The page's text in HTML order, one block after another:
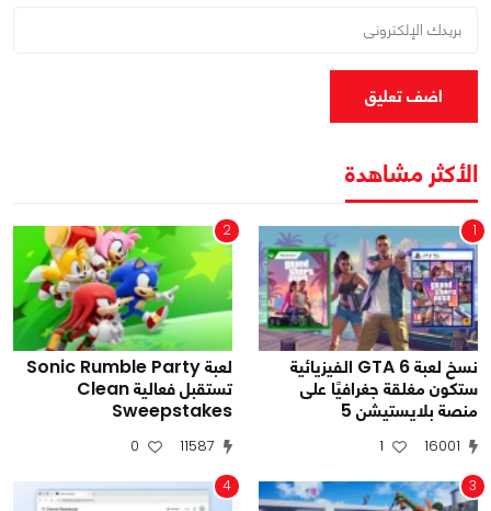
اضف تعليق
الأكثر مشاهدة
1
نسخ لعبة GTA 6 الفيزيائية
ستكون مغلقة جغرافيًا على
منصة بلايستيشن 5
16001
1
2
لعبة Sonic Rumble Party
تستقبل فعالية Clean
Sweepstakes
11587
0
3
4